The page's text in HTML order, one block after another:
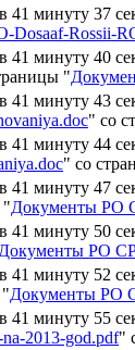
41 минуту 37
Dosaaf-Rossii-
41 минуту 40
"
41 минуту 43
" со
41 минуту 44
" со
41 минуту 47
"Документы РО
41 минуту 50
Документы РО
41 минуту 52
"Документы РО
41 минуту 55
2013-god.pdf"